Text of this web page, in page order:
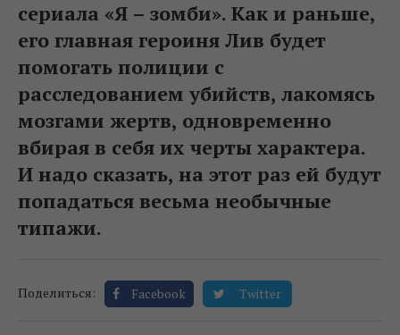
сериала «Я – зомби». Как и раньше,
его главная героиня Лив будет
помогать полиции с
расследованием убийств, лакомясь
мозгами жертв, одновременно
вбирая в себя их черты характера.
И надо сказать, на этот раз ей будут
попадаться весьма необычные
типажи.
Поделиться: Facebook Twitter